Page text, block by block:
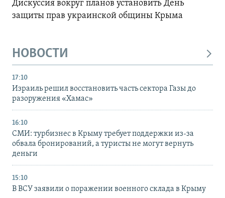
Дискуссия вокруг планов установить День
защиты прав украинской общины Крыма
НОВОСТИ
17:10
Израиль решил восстановить часть сектора Газы до
разоружения «Хамас»
16:10
СМИ: турбизнес в Крыму требует поддержки из-за
обвала бронирований, а туристы не могут вернуть
деньги
15:10
В ВСУ заявили о поражении военного склада в Крыму